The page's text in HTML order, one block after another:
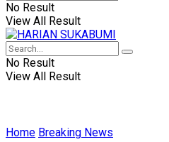
No Result
View All Result
No Result
View All Result
Home Breaking News